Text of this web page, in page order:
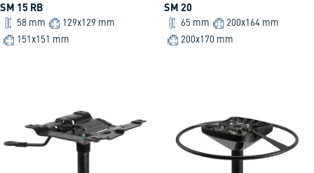
SM 15 RB
58 mm
129x129 mm
151x151 mm
SM 20
65 mm
200x164 mm
200x170 mm